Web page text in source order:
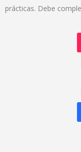
prácticas. Debe